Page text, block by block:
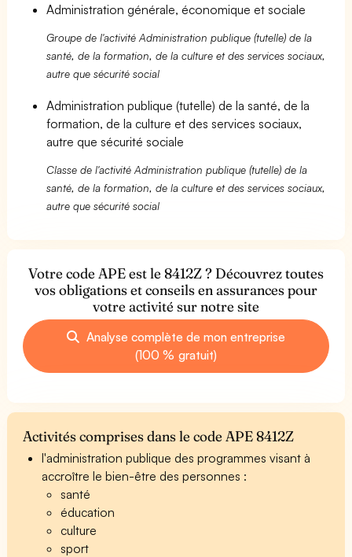
Administration générale, économique et sociale
Groupe de l'activité Administration publique (tutelle) de la
santé, de la formation, de la culture et des services sociaux,
autre que sécurité social
Administration publique (tutelle) de la santé, de la
formation, de la culture et des services sociaux,
autre que sécurité sociale
Classe de l'activité Administration publique (tutelle) de la
santé, de la formation, de la culture et des services sociaux,
autre que sécurité social
Votre code APE est le 8412Z ? Découvrez toutes
vos obligations et conseils en assurances pour
votre activité sur notre site
Analyse complète de mon entreprise
(100 % gratuit)
Activités comprises dans le code APE 8412Z
l'administration publique des programmes visant à
accroître le bien-être des personnes :
santé
éducation
culture
sport